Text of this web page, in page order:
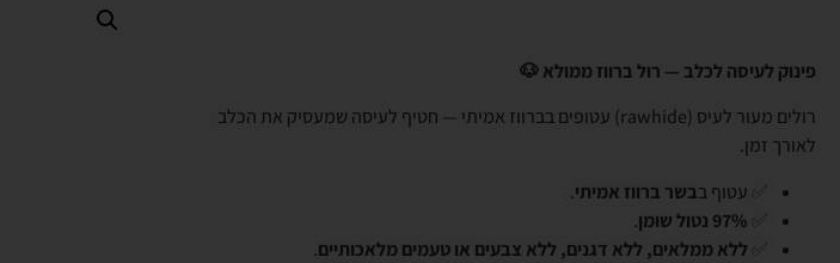
פינוק לעיסה לכלב — רול ברווז ממולא 🐶
רולים מעור לעיס (rawhide) עטופים בברווז אמיתי — חטיף לעיסה שמעסיק את הכלב
לאורך זמן.
✅ עטוף בבשר ברווז אמיתי.
✅ 97% נטול שומן
.
✅ ללא ממלאים, ללא דגנים, ללא צבעים או טעמים מלאכותיים.